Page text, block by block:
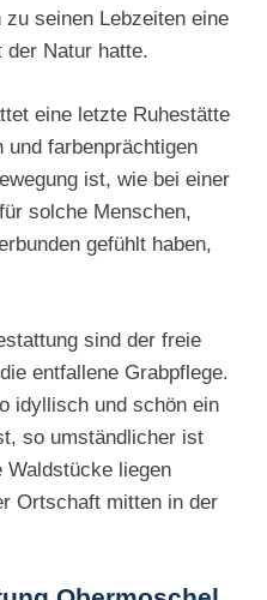
seinen Lebzeiten eine
der Natur hatte.
eine letzte Ruhestätte
und farbenprächtigen
ist, wie bei einer
solche Menschen,
gefühlt haben,
sind der freie
entfallene Grabpflege.
idyllisch und schön ein
so umständlicher ist
liegen
Ortschaft mitten in der